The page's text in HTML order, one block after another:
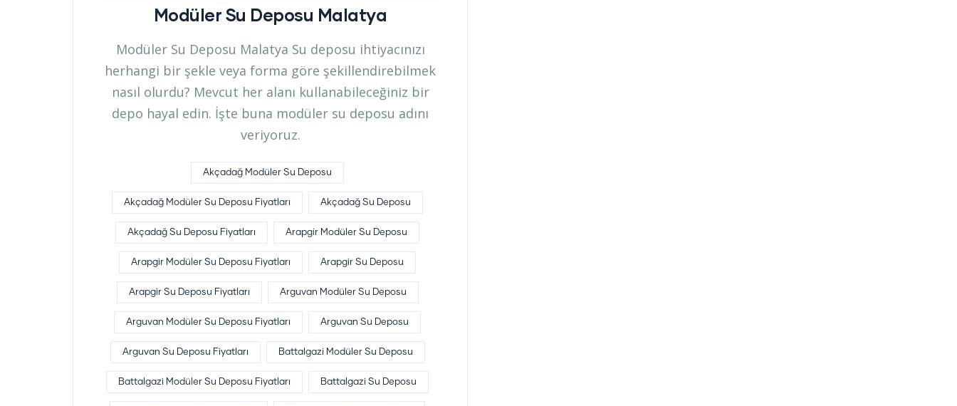
Modüler Su Deposu Malatya
Modüler Su Deposu Malatya Su deposu ihtiyacınızı
herhangi bir şekle veya forma göre şekillendirebilmek
nasıl olurdu? Mevcut her alanı kullanabileceğiniz bir
depo hayal edin. İşte buna modüler su deposu adını
veriyoruz.
Akçadağ Modüler Su Deposu
Akçadağ Modüler Su Deposu Fiyatları Akçadağ Su Deposu
Akçadağ Su Deposu Fiyatları Arapgir Modüler Su Deposu
Arapgir Modüler Su Deposu Fiyatları Arapgir Su Deposu
Arapgir Su Deposu Fiyatları Arguvan Modüler Su Deposu
Arguvan Modüler Su Deposu Fiyatları Arguvan Su Deposu
Arguvan Su Deposu Fiyatları Battalgazi Modüler Su Deposu
Battalgazi Modüler Su Deposu Fiyatları Battalgazi Su Deposu